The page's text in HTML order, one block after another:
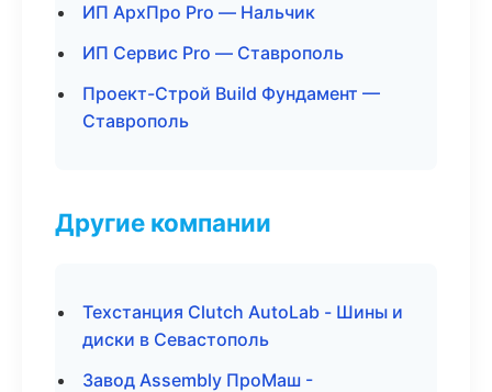
ИП АрхПро Pro — Нальчик
ИП Сервис Pro — Ставрополь
Проект-Строй Build Фундамент —
Ставрополь
Другие компании
Техстанция Clutch AutoLab - Шины и
диски в Севастополь
Завод Assembly ПроМаш -